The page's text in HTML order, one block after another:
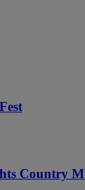
Country